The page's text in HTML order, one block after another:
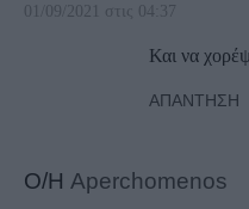
01/09/2021 στις 04:37
Και να
ΑΠΆΝΤΗΣΗ
Ο/Η Aperchomenos